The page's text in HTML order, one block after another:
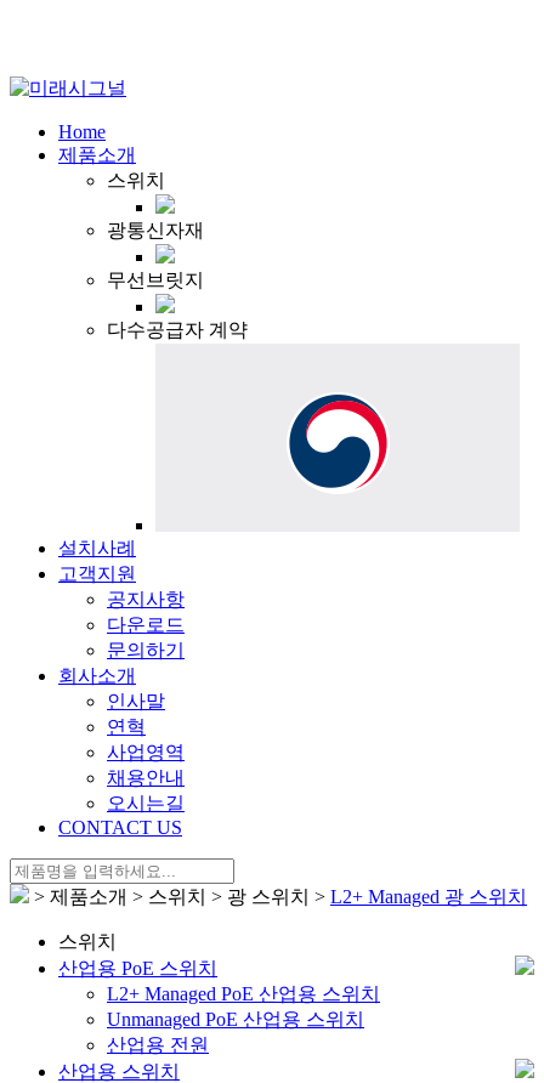
Home
제품소개
스위치
광통신자재
무선브릿지
다수공급자 계약
설치사례
고객지원
공지사항
다운로드
문의하기
회사소개
인사말
연혁
사업영역
채용안내
오시는길
CONTACT US
> 제품소개 > 스위치 > 광 스위치 > L2+ Managed 광 스위치
스위치
산업용 PoE 스위치
L2+ Managed PoE 산업용 스위치
Unmanaged PoE 산업용 스위치
산업용 전원
산업용 스위치